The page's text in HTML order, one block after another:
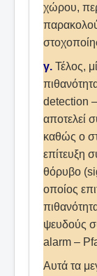
χώρου,
γ. Τέλος,
detection –
αποτελεί
καθώς ο
επίτευξη
θόρυβο
οποίος
ψευδούς
alarm –
Αυτά τα